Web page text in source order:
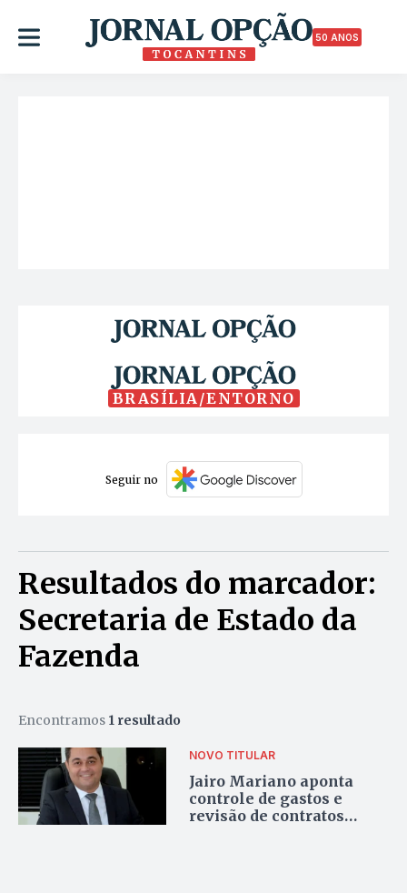
50 ANOS
BRASÍLIA/ENTORNO
Seguir no
Resultados do marcador:
Secretaria de Estado da
Fazenda
Encontramos 1 resultado
NOVO TITULAR
Jairo Mariano aponta
controle de gastos e
revisão de contratos